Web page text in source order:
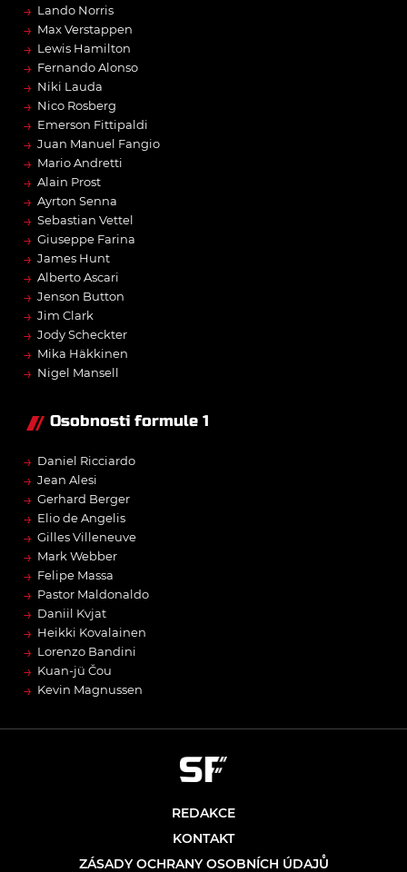
→ Lando Norris
→ Max Verstappen
→ Lewis Hamilton
→ Fernando Alonso
→ Niki Lauda
→ Nico Rosberg
→ Emerson Fittipaldi
→ Juan Manuel Fangio
→ Mario Andretti
→ Alain Prost
→ Ayrton Senna
→ Sebastian Vettel
→ Giuseppe Farina
→ James Hunt
→ Alberto Ascari
→ Jenson Button
→ Jim Clark
→ Jody Scheckter
→ Mika Häkkinen
→ Nigel Mansell
Osobnosti formule 1
→ Daniel Ricciardo
→ Jean Alesi
→ Gerhard Berger
→ Elio de Angelis
→ Gilles Villeneuve
→ Mark Webber
→ Felipe Massa
→ Pastor Maldonaldo
→ Daniil Kvjat
→ Heikki Kovalainen
→ Lorenzo Bandini
→ Kuan-jü Čou
→ Kevin Magnussen
REDAKCE
KONTAKT
ZÁSADY OCHRANY OSOBNÍCH ÚDAJŮ